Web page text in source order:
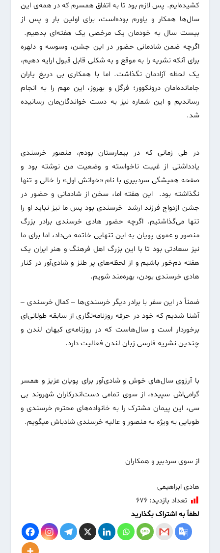
کشیده‌ایم. پس لازم بود تا به اتفاق همسرم که در همه‌ی این
سال‌ها همکار و یاورم بوده‌است، برای اولین بار و پس از
بیست سال به خودمان یک مرخصی یک هفته‌ای بدهیم.
اگرچه ضمن شادمانی حضور در این جشن، وسوسه و دلهره
برای آنکه نشریه را به موقع و به شکلی قابل قبول ارایه دهیم،
یک لحظه آزادمان نگذاشت. اما با همکاری بی دریغ یاران
جامانده‌امان درونکوور؛ فرگل و بهروز، این مهم را به انجام
رساندیم و این شماره نیز به دست خواندگان‌مان رسانیده
شد.
در طی زمانی که در بیمارستان بودم، منصور خرسندی
یادداشتی از غیبت ناخواسته و وضعیت من نوشته بود و
صفحه همیشگی سردبیری با نام «خوانش اول» را خالی و تنها
نگذاشته بود. این هفته اما، سخن از شادمانی و حضور در
جشن ازدواج فرزند ارشد خرسندی بود پس ما نیز نباید او را
تنها می‌گذاشتیم. اگرچه حضور هادی خرسندی برادر بزرگ
منصور و عموی پویان به این تنهایی خاتمه می‌داد، اما برای ما
نیز سعادتی بود تا با این بزرگ اهل فرهنگ و هنر ایران یک
هفته دم‌خور باشیم و از لحظه‌های پر طنز و شادی‌آور در کنار
هادی خرسندی بودن، بهره‌مند شویم.
ضمناً در این سفر با برادر دیگر خرسندی‌ها – کمال خرسندی –
آشنا شدیم که خود در حرفه روزنامه‌نگاری از سابقه طولانی‌ای
برخوردار است و سال‌هاست که در روزنامه‌ی کیهان لندن و
چندین نشریه فارسی زبان لندن فعالیت دارد.
با آرزوی سال‌های خوش و شادی‌آور برای پویان عزیز و همسر
گرامی‌اش سپیده، از سوی تمامی دست‌اندرکاران شهروند بی
سی، این پیمان مشترک را به خانواده‌های محترم خرسندی و
طوبایی به ویژه به منصور و عالیه خرسندی شادباش میگویم.
از سوی سردبیر و همکاران
هادی ابراهیمی
تعداد بازدید: ۶۷۶
لطفاً به اشتراک بگذارید